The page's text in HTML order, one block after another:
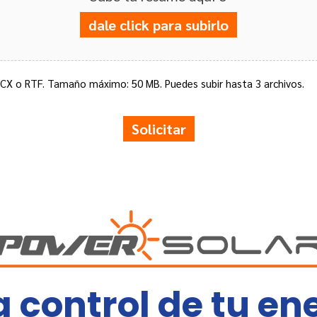
dale click para subirlo
o RTF. Tamaño máximo: 50 MB. Puedes subir hasta 3 archivos.
Solicitar
control de tu